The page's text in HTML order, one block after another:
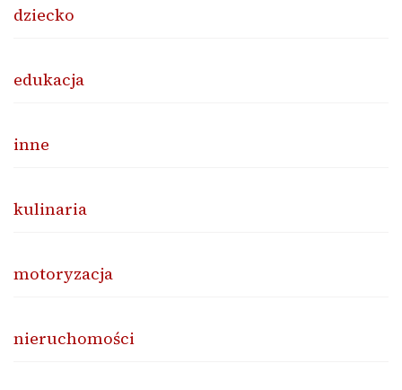
dziecko
edukacja
inne
kulinaria
motoryzacja
nieruchomości